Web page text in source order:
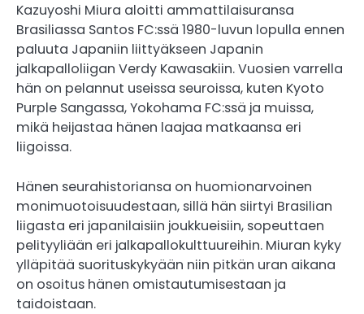
Kazuyoshi Miura aloitti ammattilaisuransa
Brasiliassa Santos FC:ssä 1980-luvun lopulla ennen
paluuta Japaniin liittyäkseen Japanin
jalkapalloliigan Verdy Kawasakiin. Vuosien varrella
hän on pelannut useissa seuroissa, kuten Kyoto
Purple Sangassa, Yokohama FC:ssä ja muissa,
mikä heijastaa hänen laajaa matkaansa eri
liigoissa.
Hänen seurahistoriansa on huomionarvoinen
monimuotoisuudestaan, sillä hän siirtyi Brasilian
liigasta eri japanilaisiin joukkueisiin, sopeuttaen
pelityyliään eri jalkapallokulttuureihin. Miuran kyky
ylläpitää suorituskykyään niin pitkän uran aikana
on osoitus hänen omistautumisestaan ja
taidoistaan.